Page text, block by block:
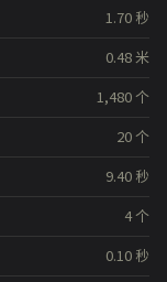
1.70 秒
0.48米
1,480个
20个
9.40 秒
4个
0.10 秒